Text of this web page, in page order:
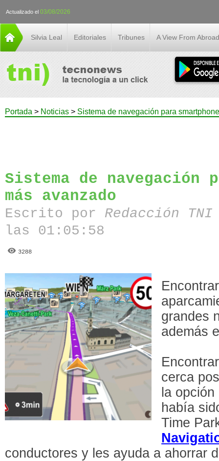
Actualizado el 03/08/2026
Silvia Leal Editoriales Tribunes A View From Abroad
Portada > Noticias > Sistema de navegación para
Sistema de navegación
más avanzado
Escrito por Redacción
las 01:05:58
3288
grandes
además
cerca
la
había
Time
conductores y les ayuda a ahorrar